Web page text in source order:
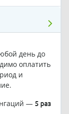
день до
оплатить
и
— 5 раз